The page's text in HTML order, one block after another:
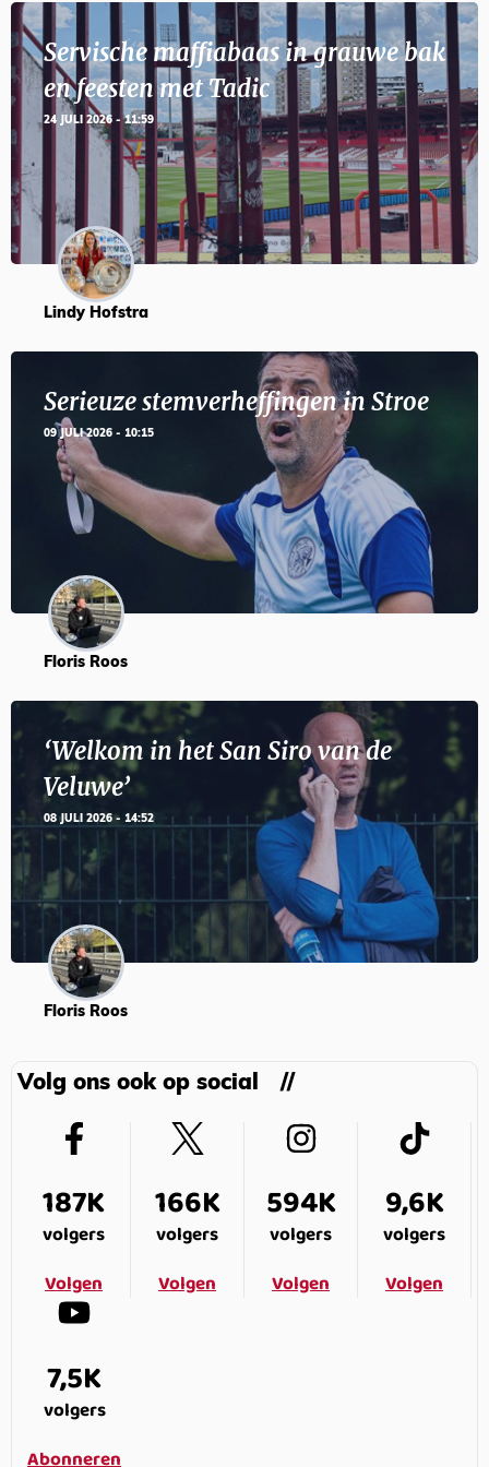
Servische maffiabaas in grauwe bak
en feesten met Tadic
24 JULI 2026 - 11:59
Lindy Hofstra
Serieuze stemverheffingen in Stroe
09 JULI 2026 - 10:15
Floris Roos
‘Welkom in het San Siro van de
Veluwe’
08 JULI 2026 - 14:52
Floris Roos
Volg ons ook op social
187K
volgers
Volgen
166K
volgers
Volgen
594K
volgers
Volgen
9,6K
volgers
Volgen
7,5K
volgers
Abonneren